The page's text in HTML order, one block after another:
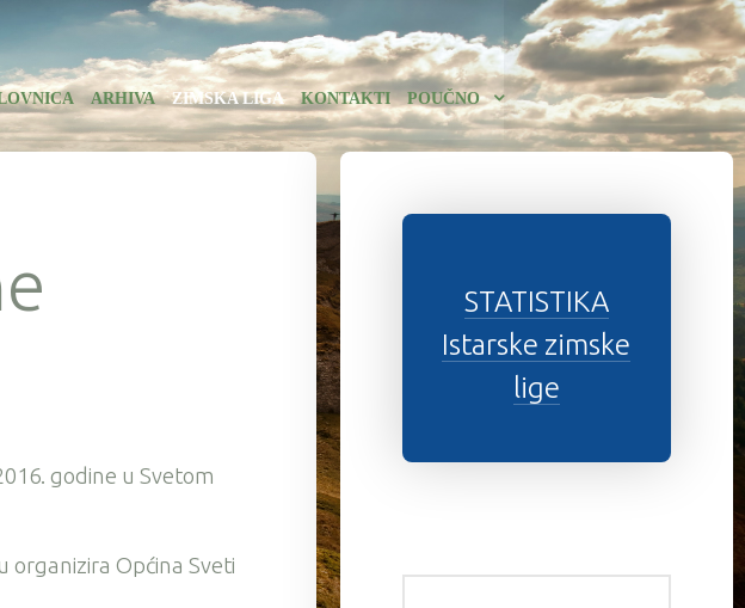
ARHIVA ZIMSKA LIGA KONTAKTI POUČNO
godine u Svetom
organizira Općina Sveti
STATISTIKA
Istarske zimske
lige